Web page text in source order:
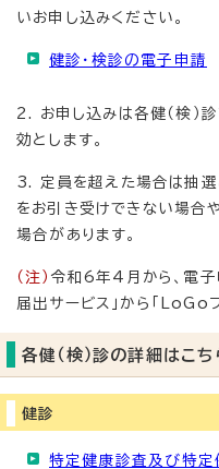
いお申し込みください。
健診・検診の電子申請
2. お申し込みは各健（検）
効とします。
3. 定員を超えた場合は抽選
をお引き受けできない場合
場合があります。
（注） 令和6年4月から、電子
届出サービス」から「LoGo
各健（検）診の詳細はこち
健診
特定健康診査及び特定